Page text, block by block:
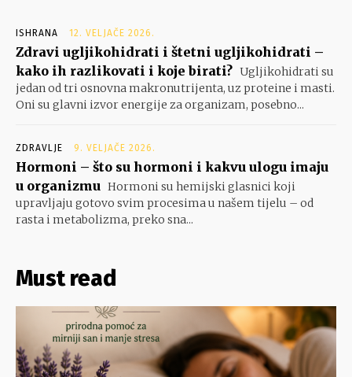
ISHRANA 12. VELJAČE 2026.
Zdravi ugljikohidrati i štetni ugljikohidrati –
kako ih razlikovati i koje birati? Ugljikohidrati su
jedan od tri osnovna makronutrijenta, uz proteine i masti.
Oni su glavni izvor energije za organizam, posebno...
ZDRAVLJE 9. VELJAČE 2026.
Hormoni – što su hormoni i kakvu ulogu imaju
u organizmu Hormoni su hemijski glasnici koji
upravljaju gotovo svim procesima u našem tijelu – od
rasta i metabolizma, preko sna...
Must read